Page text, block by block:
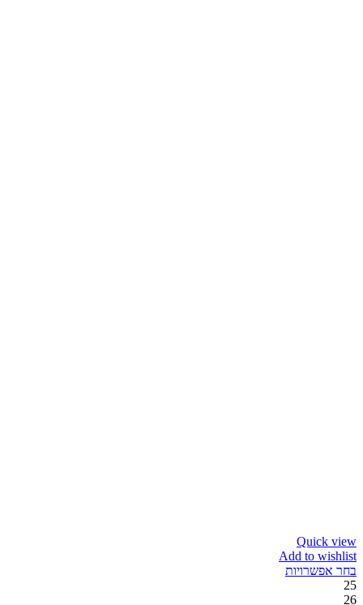
Quick view
Add to wishlist
בחר אפשרויות
25
26